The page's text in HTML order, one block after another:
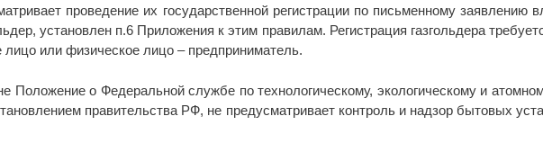
проведение их государственной регистрации по письменному заявлению
установлен п.6 Приложения к этим правилам. Регистрация газгольдера
или физическое лицо – предприниматель.
Положение о Федеральной службе по технологическому, экологическому и
правительства РФ, не предусматривает контроль и надзор бытовых